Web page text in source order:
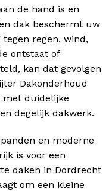
de hand is en
dak beschermt uw
regen, wind,
ontstaat of
kan dat gevolgen
Dakonderhoud
met duidelijke
degelijk dakwerk.
en moderne
is voor een
daken in Dordrecht
om een kleine